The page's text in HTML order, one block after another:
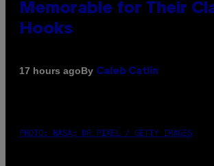
Memorable for Their
Hooks
17 hours agoBy Caleb Catlin
PHOTO: NASA; DR PIXEL / GETTY IMAGES